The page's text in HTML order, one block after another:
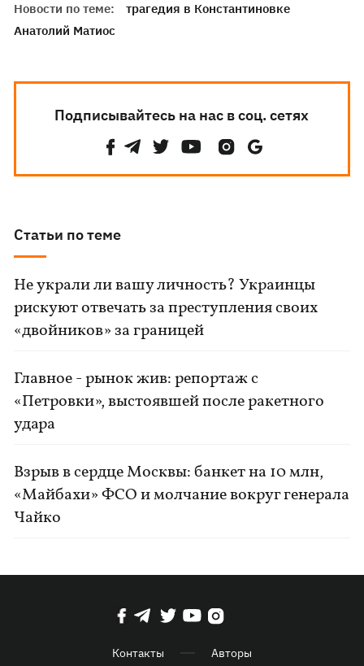
Новости по теме:
трагедия в Константиновке
Анатолий Матиос
Подписывайтесь на нас в соц. сетях
Статьи по теме
Не украли ли вашу личность? Украинцы
рискуют отвечать за преступления своих
«двойников» за границей
Главное - рынок жив: репортаж с
«Петровки», выстоявшей после ракетного
удара
Взрыв в сердце Москвы: банкет на 10 млн,
«Майбахи» ФСО и молчание вокруг генерала
Чайко
Контакты Авторы